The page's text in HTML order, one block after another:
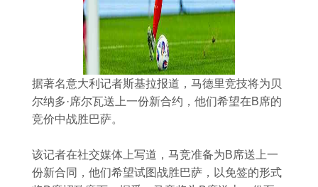
据著名意大利记者斯基拉报道，马德里竞技将为贝
尔纳多·席尔瓦送上一份新合约，他们希望在B席的
竞价中战胜巴萨。
该记者在社交媒体上写道，马竞准备为B席送上一
份新合同，他们希望试图战胜巴萨，以免签的形式